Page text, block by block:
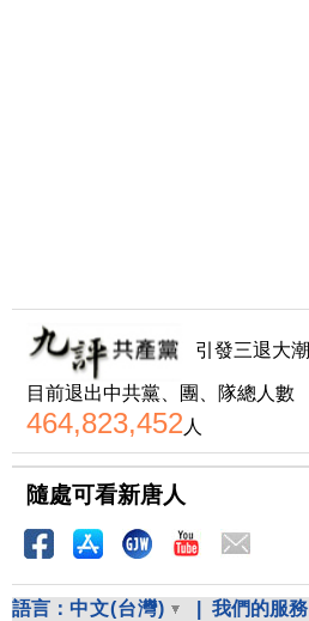
引發三退大潮
目前退出中共黨、團、隊總人數
464,823,452 人
隨處可看新唐人
語言： 中文(台灣) 我們的服務